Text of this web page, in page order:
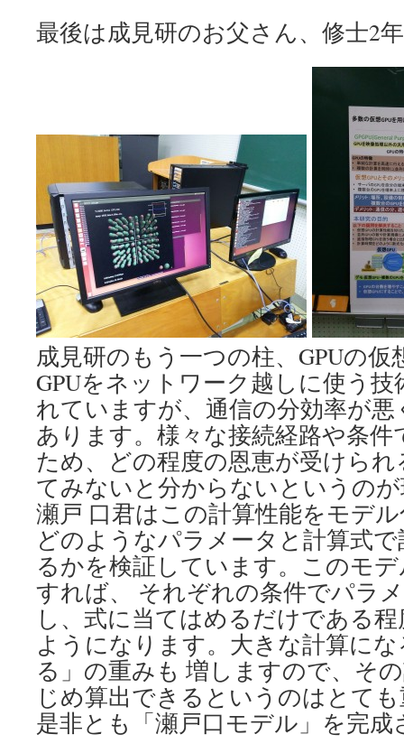
最後は成見研のお父さん、修士2
成見研のもう一つの柱、GPUの
GPUをネットワーク越しに使う
れていますが、通信の分効率が
あります。様々な接続経路や条
ため、どの程度の恩恵が受けら
てみないと分からないというの
瀬戸 口君はこの計算性能をモデ
どのようなパラメータと計算式
るかを検証しています。このモ
すれば、 それぞれの条件でパラ
し、式に当てはめるだけである
ようになります。大きな計算に
る」の重みも 増しますので、そ
じめ算出できるというのはとて
是非とも「瀬戸口モデル」を完